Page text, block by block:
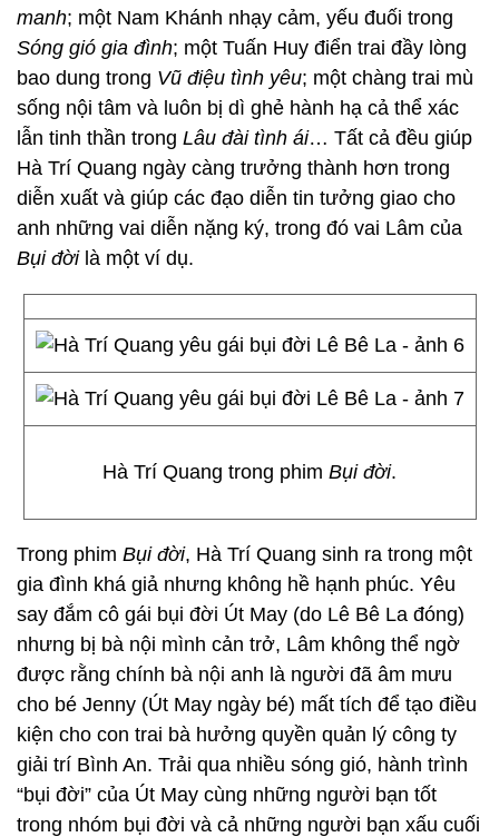
manh; một Nam Khánh nhạy cảm, yếu đuối trong
Sóng gió gia đình; một Tuấn Huy điển trai đầy lòng
bao dung trong Vũ điệu tình yêu; một chàng trai mù
sống nội tâm và luôn bị dì ghẻ hành hạ cả thể xác
lẫn tinh thần trong Lâu đài tình ái… Tất cả đều giúp
Hà Trí Quang ngày càng trưởng thành hơn trong
diễn xuất và giúp các đạo diễn tin tưởng giao cho
anh những vai diễn nặng ký, trong đó vai Lâm của
Bụi đời là một ví dụ.
Hà Trí Quang trong phim Bụi đời.
Trong phim Bụi đời, Hà Trí Quang sinh ra trong một
gia đình khá giả nhưng không hề hạnh phúc. Yêu
say đắm cô gái bụi đời Út May (do Lê Bê La đóng)
nhưng bị bà nội mình cản trở, Lâm không thể ngờ
được rằng chính bà nội anh là người đã âm mưu
cho bé Jenny (Út May ngày bé) mất tích để tạo điều
kiện cho con trai bà hưởng quyền quản lý công ty
giải trí Bình An. Trải qua nhiều sóng gió, hành trình
“bụi đời” của Út May cùng những người bạn tốt
trong nhóm bụi đời và cả những người bạn xấu cuối